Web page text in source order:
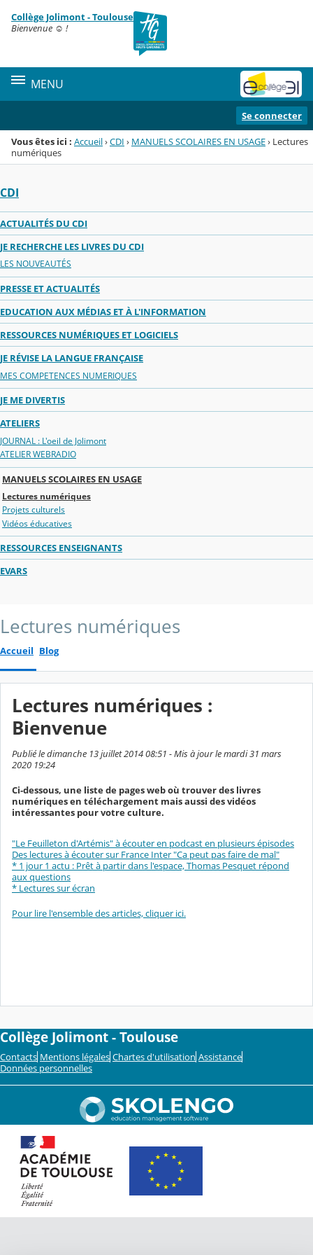
Menu de la rubrique
Contenu
Collège Jolimont - Toulouse
Bienvenue ☺ !
MENU
Se connecter
Vous êtes ici : Accueil›CDI › MANUELS SCOLAIRES EN USAGE› Lectures
numériques
CDI
ACTUALITÉS DU CDI
JE RECHERCHE LES LIVRES DU CDI
LES NOUVEAUTÉS
PRESSE ET ACTUALITÉS
EDUCATION AUX MÉDIAS ET À L'INFORMATION
RESSOURCES NUMÉRIQUES ET LOGICIELS
JE RÉVISE LA LANGUE FRANÇAISE
MES COMPETENCES NUMERIQUES
JE ME DIVERTIS
ATELIERS
JOURNAL : L'oeil de Jolimont
ATELIER WEBRADIO
MANUELS SCOLAIRES EN USAGE
Lectures numériques
Projets culturels
Vidéos éducatives
RESSOURCES ENSEIGNANTS
EVARS
Lectures numériques
Accueil Blog
Lectures numériques :
Bienvenue
Publié le dimanche 13 juillet 2014 08:51 - Mis à jour le mardi 31 mars
2020 19:24
Ci-dessous, une liste de pages web où trouver des livres
numériques en téléchargement mais aussi des vidéos
intéressantes pour votre culture.
"Le Feuilleton d'Artémis" à écouter en podcast en plusieurs épisodes
Des lectures à écouter sur France Inter "Ca peut pas faire de mal"
* 1 jour 1 actu : Prêt à partir dans l'espace, Thomas Pesquet répond
aux questions
* Lectures sur écran
Pour lire l'ensemble des articles, cliquer ici.
Collège Jolimont - Toulouse
Contacts Mentions légales Chartes d'utilisation Assistance
Données personnelles